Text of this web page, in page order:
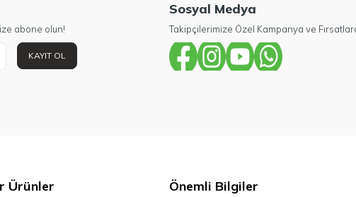
abone olun!
KAYIT OL
Sosyal Medya
Takipçilerimize Özel Kampanya ve
Ürünler Önemli Bilgiler